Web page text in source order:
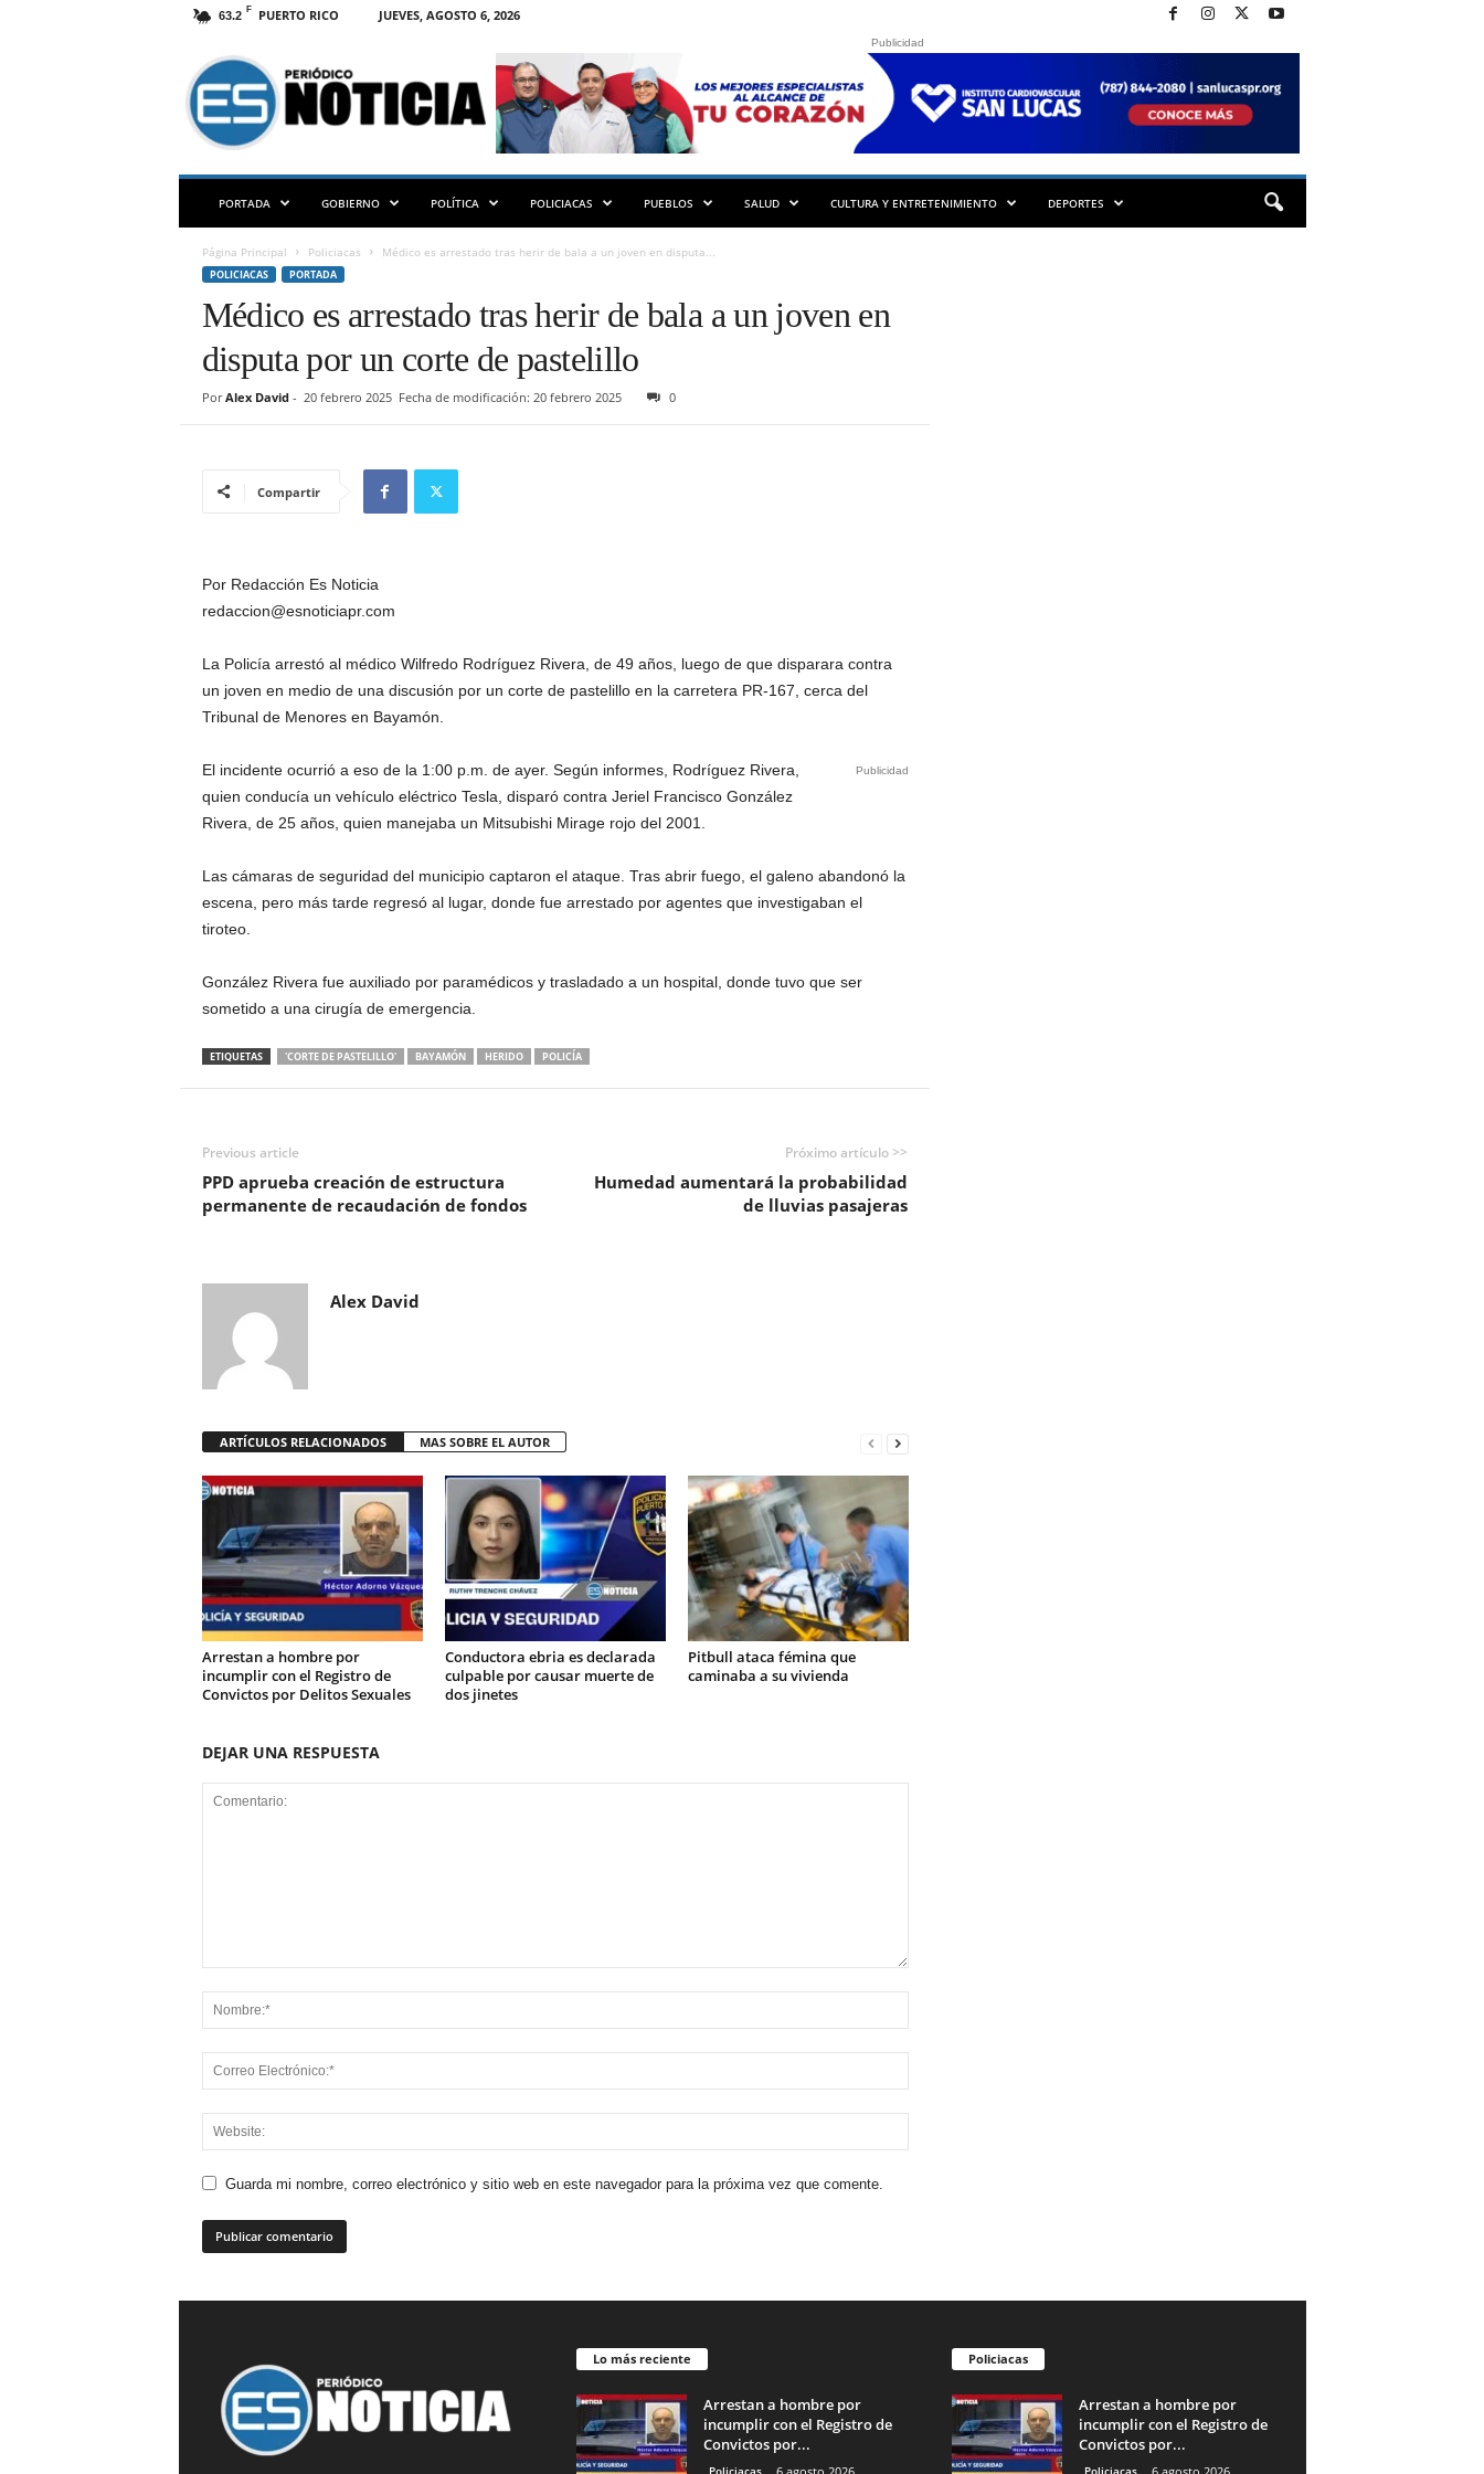
63.2 F PUERTO RICO JUEVES, AGOSTO 6, 2026
S
N
O
Publicidad
PORTADA GOBIERNO POLÍTICA POLICIACAS PUEBLOS SALUD CULTURA Y ENTRETENIMIENTO DEPORTES
Página Principal Policiacas Médico es arrestado tras herir de bala a un joven en disputa...
POLICIACAS PORTADA
Médico es arrestado tras herir de bala a un joven en
disputa por un corte de pastelillo
Por Alex David- 20 febrero 2025 Fecha de modificación: 20 febrero 2025 0
Compartir
Por Redacción Es Noticia
redaccion@esnoticiapr.com
La Policía arrestó al médico Wilfredo Rodríguez Rivera, de 49 años, luego de que disparara contra
un joven en medio de una discusión por un corte de pastelillo en la carretera PR-167, cerca del
Tribunal de Menores en Bayamón.
Publicidad
El incidente ocurrió a eso de la 1:00 p.m. de ayer. Según informes, Rodríguez Rivera,
quien conducía un vehículo eléctrico Tesla, disparó contra Jeriel Francisco González
Rivera, de 25 años, quien manejaba un Mitsubishi Mirage rojo del 2001.
Las cámaras de seguridad del municipio captaron el ataque. Tras abrir fuego, el galeno abandonó la
escena, pero más tarde regresó al lugar, donde fue arrestado por agentes que investigaban el
tiroteo.
González Rivera fue auxiliado por paramédicos y trasladado a un hospital, donde tuvo que ser
sometido a una cirugía de emergencia.
ETIQUETAS 'CORTE DE PASTELILLO' BAYAMÓN HERIDO POLICÍA
Previous article
PPD aprueba creación de estructura
permanente de recaudación de fondos
Próximo artículo >>
Humedad aumentará la probabilidad
de lluvias pasajeras
Alex David
ARTÍCULOS RELACIONADOS MAS SOBRE EL AUTOR
Arrestan a hombre por
incumplir con el Registro de
Convictos por Delitos Sexuales
Conductora ebria es declarada
culpable por causar muerte de
dos jinetes
Pitbull ataca fémina que
caminaba a su vivienda
DEJAR UNA RESPUESTA
Guarda mi nombre, correo electrónico y sitio web en este navegador para la próxima vez que comente.
Lo más reciente
Arrestan a hombre por
incumplir con el Registro de
Convictos por...
Policiacas
Policiacas
Arrestan a hombre por
incumplir con el Registro de
Convictos por...
Policiacas